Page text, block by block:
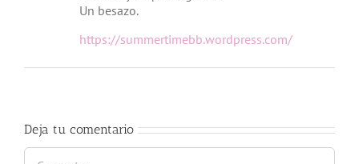
Un besazo.
https://summertimebb.wordpress.com/
Deja tu comentario
Comentar